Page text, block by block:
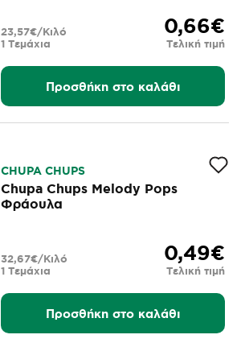
0,66€
Τελική τιμή
1 Τεμάχια
23,57€/Κιλό
Προσθήκη στο καλάθι
CHUPA CHUPS
Chupa Chups Melody Pops
Φράουλα
0,49€
Τελική τιμή
1 Τεμάχια
32,67€/Κιλό
Προσθήκη στο καλάθι